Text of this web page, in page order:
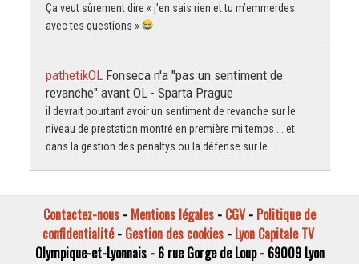
Ça veut sûrement dire « j’en sais rien et tu m’emmerdes
avec tes questions »
pathetikOL Fonseca n'a "pas un sentiment de
revanche" avant OL - Sparta Prague
il devrait pourtant avoir un sentiment de revanche sur le
niveau de prestation montré en première mi temps ... et
dans la gestion des penaltys ou la défense sur le…
Contactez-nous - Mentions légales - CGV- Politique de
confidentialité- Gestion des cookies- Lyon Capitale TV
Olympique-et-Lyonnais - 6 rue Gorge de Loup - 69009 Lyon